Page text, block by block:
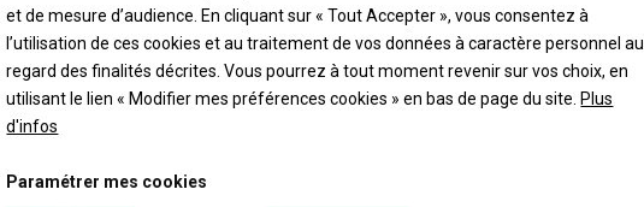
et de mesure d’audience. En cliquant sur « Tout Accepter », vous consentez à
l’utilisation de ces cookies et au traitement de vos données à caractère personnel au
regard des finalités décrites. Vous pourrez à tout moment revenir sur vos choix, en
utilisant le lien « Modifier mes préférences cookies » en bas de page du site. Plus
d'infos
Paramétrer mes cookies